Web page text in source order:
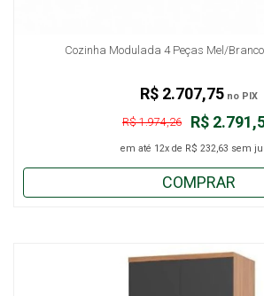
Cozinha Modulada 4 Peças Mel/
R$
R$ 1.974,26
em até 12x de R$ 232,63 sem
R$ 2.707,75no PIX
COMPRAR